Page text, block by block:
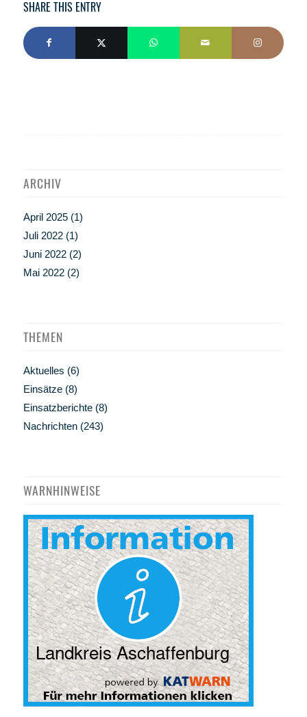
SHARE THIS ENTRY
ARCHIV
April 2025(1)
Juli 2022(1)
Juni 2022(2)
Mai 2022(2)
THEMEN
Aktuelles (6)
Einsätze(8)
Einsatzberichte(8)
Nachrichten(243)
WARNHINWEISE